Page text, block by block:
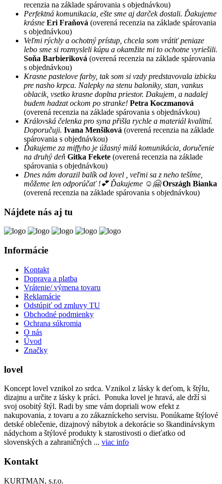
recenzia na základe spárovania s objednávkou)
Perfektná komunikacia, ešte sme aj darček dostali. Ďakujeme
krásne Eri Fraňová (overená recenzia na základe spárovania
s objednávkou)
Veľmi rýchly a ochotný prístup, chcela som vrátiť peniaze
lebo sme si rozmysleli kúpu a okamžite mi to ochotne vyriešili.
Soňa Barbieriková (overená recenzia na základe spárovania
s objednávkou)
Krasne pastelove farby, tak som si vzdy predstavovala izbicku
pre nasho krpca. Nalepky na stenu baloniky, stan, vankus
oblacik, vsetko krasne doplna priestor. Dakujem, a nadalej
budem hadzat ockom po stranke! Petra Koczmanová
(overená recenzia na základe spárovania s objednávkou)
Královská čelenka pro syna přišla rychle a materiál kvalitní.
Doporučuji. Ivana Menšíková (overená recenzia na základe
spárovania s objednávkou)
Ďakujeme za miffyho je úžasný milá komunikácia, doručenie
na druhý deň Gitka Fekete (overená recenzia na základe
spárovania s objednávkou)
Dnes nám dorazil balík od lovel , veľmi sa z neho tešíme,
môžeme len odporúčať !💕 Ďakujeme ☺️🤗 Országh Bianka
(overená recenzia na základe spárovania s objednávkou)
Nájdete nás aj tu
Informácie
Kontakt
Doprava a platba
Vrátenie/ výmena tovaru
Reklamácie
Odstúpiť od zmluvy TU
Obchodné podmienky
Ochrana súkromia
O nás
Úvod
Značky
lovel
Koncept lovel vznikol zo srdca. Vznikol z lásky k deťom, k štýlu,
dizajnu a určite z lásky k práci. Ponuka lovel je hravá, ale drží si
svoj osobitý štýl. Radi by sme vám dopriali wow efekt z
nakupovania, z tovaru a zo zákazníckeho servisu. Ponúkame štýlové
detské oblečenie, dizajnový nábytok a dekorácie so škandinávskym
nádychom a štýlové produkty k starostivosti o dieťatko od
slovenských a zahraničných ... viac info
Kontakt
KURTMAN, s.r.o.